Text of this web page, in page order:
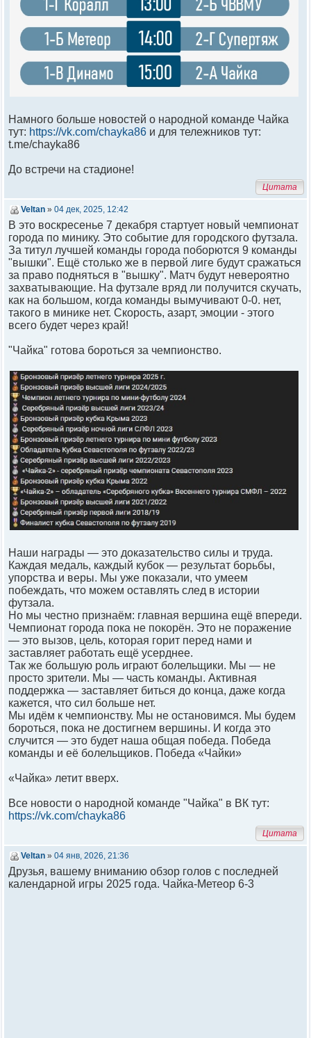
Намного больше новостей о народной команде Чайка
тут: https://vk.com/chayka86 и для тележников тут:
t.me/chayka86
До встречи на стадионе!
Цитата
Veltan » 04 дек, 2025, 12:42
В это воскресенье 7 декабря стартует новый чемпионат
города по минику. Это событие для городского футзала.
За титул лучшей команды города поборются 9 команды
"вышки". Ещё столько же в первой лиге будут сражаться
за право подняться в "вышку". Матч будут невероятно
захватывающие. На футзале вряд ли получится скучать,
как на большом, когда команды вымучивают 0-0. нет,
такого в минике нет. Скорость, азарт, эмоции - этого
всего будет через край!
"Чайка" готова бороться за чемпионство.
Наши награды — это доказательство силы и труда.
Каждая медаль, каждый кубок — результат борьбы,
упорства и веры. Мы уже показали, что умеем
побеждать, что можем оставлять след в истории
футзала.
Но мы честно признаём: главная вершина ещё впереди.
Чемпионат города пока не покорён. Это не поражение
— это вызов, цель, которая горит перед нами и
заставляет работать ещё усерднее.
Так же большую роль играют болельщики. Мы — не
просто зрители. Мы — часть команды. Активная
поддержка — заставляет биться до конца, даже когда
кажется, что сил больше нет.
Мы идём к чемпионству. Мы не остановимся. Мы будем
бороться, пока не достигнем вершины. И когда это
случится — это будет наша общая победа. Победа
команды и её болельщиков. Победа «Чайки»
«Чайка» летит вверх.
Все новости о народной команде "Чайка" в ВК тут:
https://vk.com/chayka86
Цитата
Veltan » 04 янв, 2026, 21:36
Друзья, вашему вниманию обзор голов с последней
календарной игры 2025 года. Чайка-Метеор 6-3